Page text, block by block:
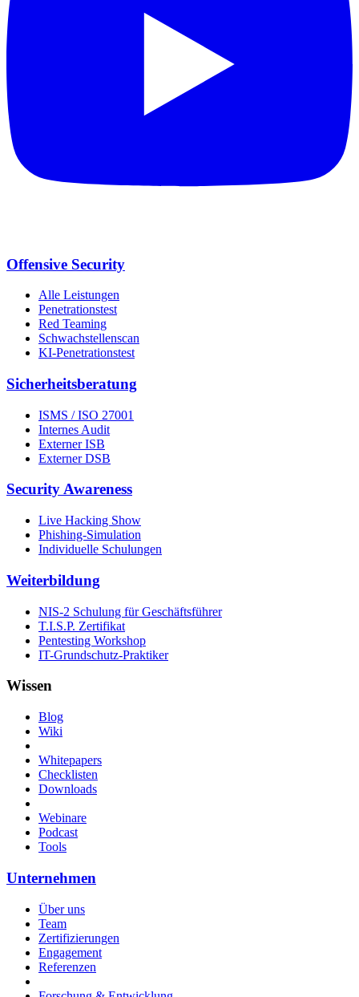
Offensive Security
Alle Leistungen
Penetrationstest
Red Teaming
Schwachstellenscan
KI-Penetrationstest
Sicherheits­beratung
ISMS / ISO 27001
Internes Audit
Externer ISB
Externer DSB
Security Awareness
Live Hacking Show
Phishing-Simulation
Individuelle Schulungen
Weiterbildung
NIS-2 Schulung für Geschäftsführer
T.I.S.P. Zertifikat
Pentesting Workshop
IT-Grundschutz-Praktiker
Wissen
Blog
Wiki
Whitepapers
Checklisten
Downloads
Webinare
Podcast
Tools
Unternehmen
Über uns
Team
Zertifizierungen
Engagement
Referenzen